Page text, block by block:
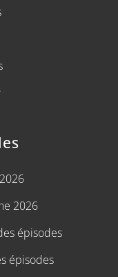
2026
épisodes
épisodes